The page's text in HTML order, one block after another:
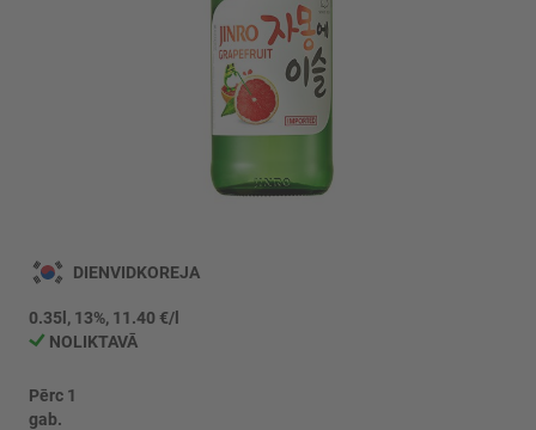
uz
sākumu
DIENVIDKOREJA
0.35l, 13%, 11.40 €/l
NOLIKTAVĀ
Pērc 1
gab.